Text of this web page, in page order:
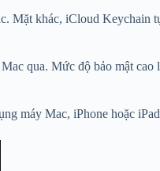
Mặt khác, iCloud Keychain
qua. Mức độ bảo mật cao
máy Mac, iPhone hoặc